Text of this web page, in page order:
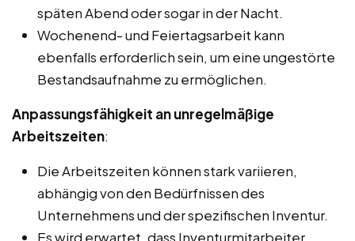
späten Abend oder sogar in der Nacht.
Wochenend- und Feiertagsarbeit kann
ebenfalls erforderlich sein, um eine ungestörte
Bestandsaufnahme zu ermöglichen.
Anpassungsfähigkeit an unregelmäßige
Arbeitszeiten:
Die Arbeitszeiten können stark variieren,
abhängig von den Bedürfnissen des
Unternehmens und der spezifischen Inventur.
Es wird erwartet, dass Inventurmitarbeiter